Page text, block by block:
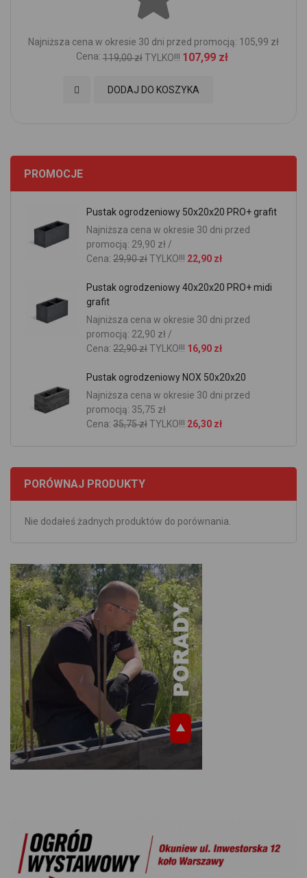
Najniższa cena w okresie 30 dni przed promocją: 105,99 zł
Cena: 119,00 zł TYLKO!!! 107,99 zł
DODAJ DO KOSZYKA
Dodaj do Ulubionych
PROMOCJE
Pustak ogrodzeniowy 50x20x20 PRO+ grafit
Najniższa cena w okresie 30 dni przed
promocją: 29,90 zł /
Cena: 29,90 złTYLKO!!! 22,90 zł
Pustak ogrodzeniowy 40x20x20 PRO+ midi
grafit
Najniższa cena w okresie 30 dni przed
promocją: 22,90 zł /
Cena: 22,90 złTYLKO!!! 16,90 zł
Pustak ogrodzeniowy NOX 50x20x20
Najniższa cena w okresie 30 dni przed
promocją: 35,75 zł
Cena: 35,75 złTYLKO!!! 26,30 zł
PORÓWNAJ PRODUKTY
Nie dodałeś żadnych produktów do porównania.